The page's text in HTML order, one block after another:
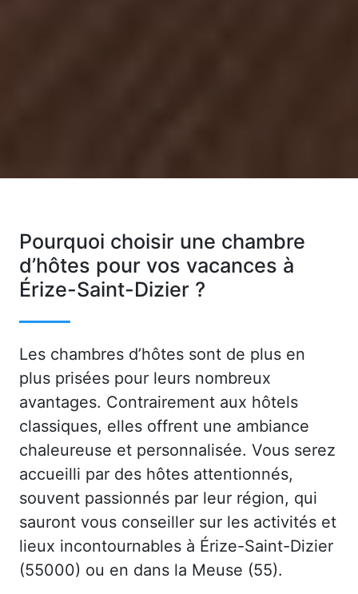
Pourquoi choisir une chambre
d’hôtes pour vos vacances à
Érize-Saint-Dizier ?
Les chambres d’hôtes sont de plus en
plus prisées pour leurs nombreux
avantages. Contrairement aux hôtels
classiques, elles offrent une ambiance
chaleureuse et personnalisée. Vous serez
accueilli par des hôtes attentionnés,
souvent passionnés par leur région, qui
sauront vous conseiller sur les activités et
lieux incontournables à Érize-Saint-Dizier
(55000) ou en dans la Meuse (55).